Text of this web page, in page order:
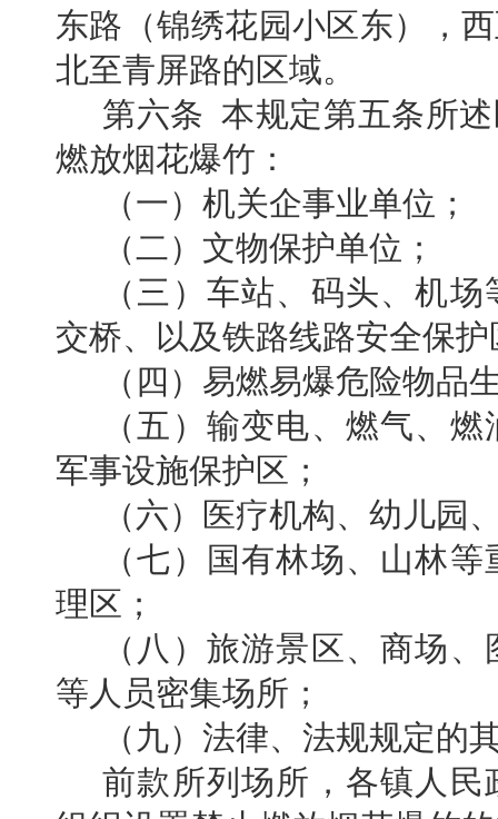
东路（锦绣花园小区东），
北至青屏路的区域。
第六条 本规定第五条所
燃放烟花爆竹：
（一）机关企事业单位；
（二）文物保护单位；
（三）车站、码头、机
交桥、以及铁路线路安全保护
（四）易燃易爆危险物品
（五）输变电、燃气、
军事设施保护区；
（六）医疗机构、幼儿园
（七）国有林场、山林
理区；
（八）旅游景区、商场
等人员密集场所；
（九）法律、法规规定的
前款所列场所，各镇人